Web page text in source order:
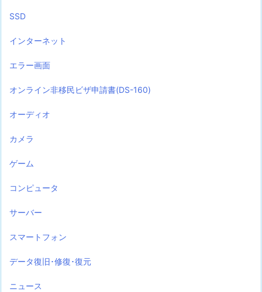
SSD
インターネット
エラー画面
オンライン非移民ビザ申請書(DS-160)
オーディオ
カメラ
ゲーム
コンピュータ
サーバー
スマートフォン
データ復旧･修復･復元
ニュース